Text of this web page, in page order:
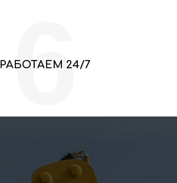
РАБОТАЕМ 24/7
6